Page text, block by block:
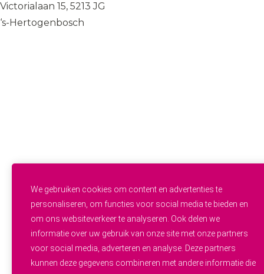
We gebruiken cookies om content en advertenties te
personaliseren, om functies voor social media te bieden en
om ons websiteverkeer te analyseren. Ook delen we
informatie over uw gebruik van onze site met onze partners
voor social media, adverteren en analyse. Deze partners
kunnen deze gegevens combineren met andere informatie die
Victorialaan 15, 5213 JG
‘s-Hertogenbosch
Helpende Plus
Zij-instroom
Professionals
Werken en leren
OVER WIJ.ZORGEN
Alle vacatures